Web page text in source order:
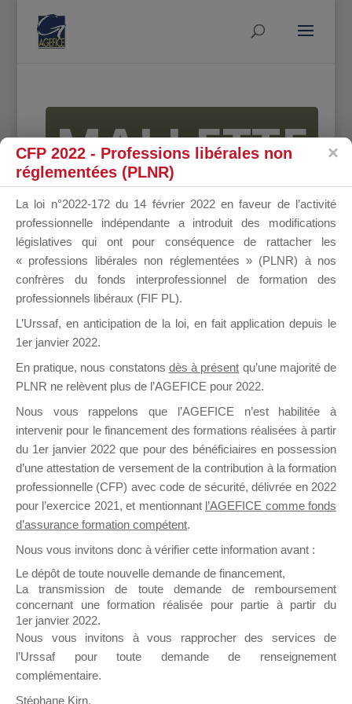
MALLETTE
DU
DIRIGEANT
il y a un mois
Ce groupe est destiné aux Organismes de
Formation qui souhaitent répondre à l’Appel à
Propositions Mallette du Dirigeant.
Ce groupe propose un forum dédié au support
sur lequel il est possible de laisser un message
ou poser une question.
NB : Il est nécessaire d’être
pouvoir rejoindre ce groupe
CFP 2022 - Professions libérales non
réglementées (PLNR)
La loi n°2022-172 du 14 février 2022 en faveur de l’activité
professionnelle indépendante a introduit des modifications
législatives qui ont pour conséquence de rattacher les
« professions libérales non réglementées » (PLNR) à nos
confrères du fonds interprofessionnel de formation des
professionnels libéraux (FIF PL).
L’Urssaf, en anticipation de la loi, en fait application depuis le
1er janvier 2022.
En pratique, nous constatons dès à présent qu’une majorité de
PLNR ne relèvent plus de l’AGEFICE pour 2022.
Nous vous rappelons que l’AGEFICE n’est habilitée à
intervenir pour le financement des formations réalisées à partir
du 1er janvier 2022 que pour des bénéficiaires en possession
d’une attestation de versement de la contribution à la formation
professionnelle (CFP) avec code de sécurité, délivrée en 2022
pour l’exercice 2021, et mentionnant l’AGEFICE comme fonds
d’assurance formation compétent.
Nous vous invitons donc à vérifier cette information avant :
Le dépôt de toute nouvelle demande de financement,
La transmission de toute demande de remboursement
concernant une formation réalisée pour partie à partir du
1er janvier 2022.
Nous vous invitons à vous rapprocher des services de
l’Urssaf pour toute demande de renseignement
complémentaire.
Stéphane Kirn,